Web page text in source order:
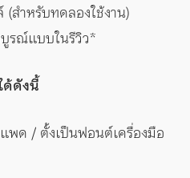
สำหรับทดลองใช้งาน)
รณ์แบบในรีวิว*
ด้ดังนี้
พด / ตั้งเป็นฟอนต์เครื่องมือ